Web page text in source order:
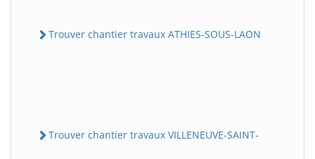
Trouver chantier travaux ATHIES-SOUS-LAON
Trouver chantier travaux VILLENEUVE-SAINT-